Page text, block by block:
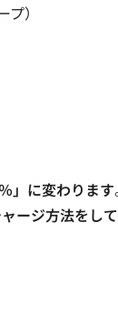
）
」に変わります
ージ方法をし